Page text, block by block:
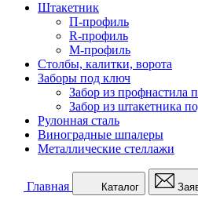
Штакетник
П-профиль
R-профиль
М-профиль
Столбы, калитки, ворота
Заборы под ключ
Забор из профнастила
Забор из штакетника
Рулонная сталь
Виноградные шпалеры
Металлические стеллажи
Главная Каталог